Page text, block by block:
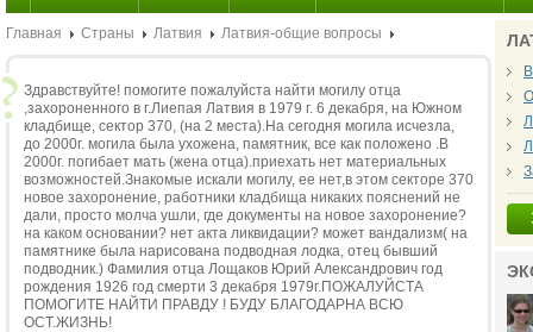
Главная Страны Латвия Латвия-общие вопросы
Здравствуйте! помогите пожалуйста найти могилу отца
,захороненного в г.Лиепая Латвия в 1979 г. 6 декабря, на Южном
кладбище, сектор 370, (на 2 места).На сегодня могила исчезла,
до 2000г. могила была ухожена, памятник, все как положено .В
2000г. погибает мать (жена отца).приехать нет материальных
возможностей.Знакомые искали могилу, ее нет,в этом секторе 370
новое захоронение, работники кладбища никаких пояснений не
дали, просто молча ушли, где документы на новое захоронение?
на каком основании? нет акта ликвидации? может вандализм( на
памятнике была нарисована подводная лодка, отец бывший
подводник.) Фамилия отца Лощаков Юрий Александрович год
рождения 1926 год смерти 3 декабря 1979г.ПОЖАЛУЙСТА
ПОМОГИТЕ НАЙТИ ПРАВДУ ! БУДУ БЛАГОДАРНА ВСЮ
ОСТ.ЖИЗНЬ!